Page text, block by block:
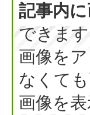
記事内
できま
画像を
なくて
画像を